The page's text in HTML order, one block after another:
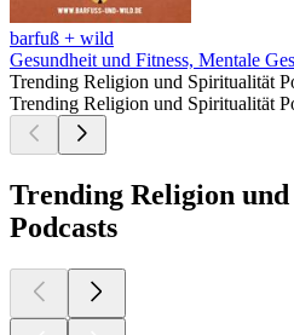
barfuß + wild
Gesundheit und Fitness, Mentale
Trending Religion und Spiritualität
Trending Religion und Spiritualität
Trending Religion
Podcasts